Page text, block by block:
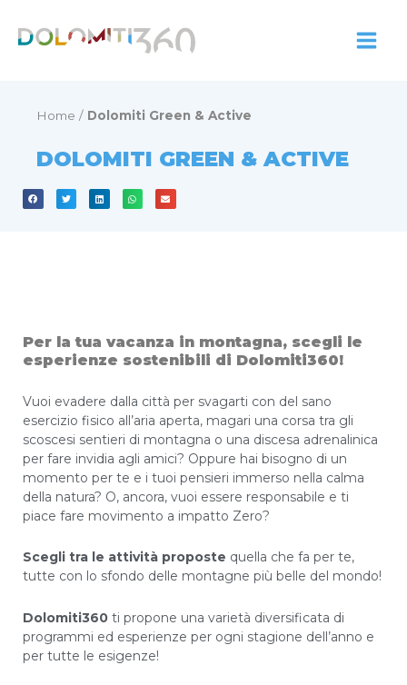
Inhalt
Home / Dolomiti Green & Active
DOLOMITI GREEN & ACTIVE
Per la tua vacanza in montagna, scegli le
esperienze sostenibili di Dolomiti360!
Vuoi evadere dalla città per svagarti con del sano
esercizio fisico all’aria aperta, magari una corsa tra gli
scoscesi sentieri di montagna o una discesa adrenalinica
per fare invidia agli amici? Oppure hai bisogno di un
momento per te e i tuoi pensieri immerso nella calma
della natura? O, ancora, vuoi essere responsabile e ti
piace fare movimento a impatto Zero?
Scegli tra le attività proposte quella che fa per te,
tutte con lo sfondo delle montagne più belle del mondo!
Dolomiti360 ti propone una varietà diversificata di
programmi ed esperienze per ogni stagione dell’anno e
per tutte le esigenze!